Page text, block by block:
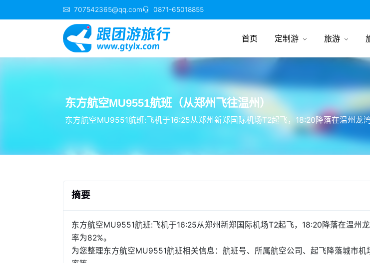
707542365@qq.com 0871-65018855
首页 定制游 旅游
东方航空MU9551航班（从郑州飞往温州）
东方航空MU9551航班:飞机于16:25从郑州新郑国际机场T2起飞，18:20降落在温州龙
摘要
东方航空MU9551航班:飞机于16:25从郑州新郑国际机场T2起飞，18:20降落在温州
率为82%。
为您整理东方航空MU9551航班相关信息：航班号、所属航空公司、起飞降落城市机